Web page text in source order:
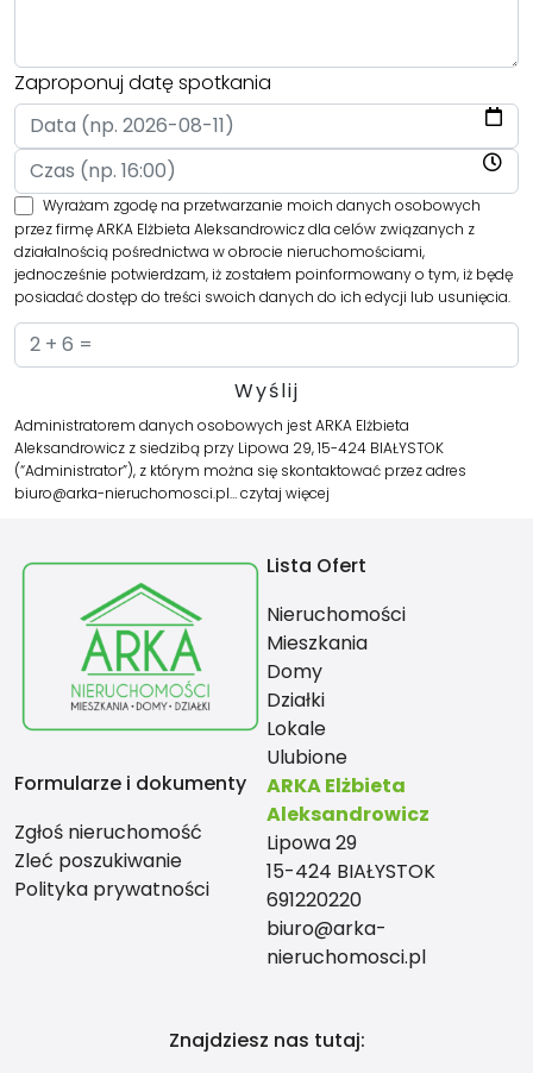
Zaproponuj datę spotkania
Wyrażam zgodę na przetwarzanie moich danych osobowych
przez firmę ARKA Elżbieta Aleksandrowicz dla celów związanych z
działalnością pośrednictwa w obrocie nieruchomościami,
jednocześnie potwierdzam, iż zostałem poinformowany o tym, iż będę
posiadać dostęp do treści swoich danych do ich edycji lub usunięcia.
Administratorem danych osobowych jest ARKA Elżbieta
Aleksandrowicz z siedzibą przy Lipowa 29, 15-424 BIAŁYSTOK
(“Administrator”), z którym można się skontaktować przez adres
biuro@arka-nieruchomosci.pl…czytaj więcej
Lista Ofert
Nieruchomości
Mieszkania
Domy
Działki
Lokale
Ulubione
Formularze i dokumenty
Zgłoś nieruchomość
Zleć poszukiwanie
Polityka prywatności
ARKA Elżbieta
Aleksandrowicz
Lipowa 29
15-424 BIAŁYSTOK
691220220
biuro@arka-
nieruchomosci.pl
Znajdziesz nas tutaj: